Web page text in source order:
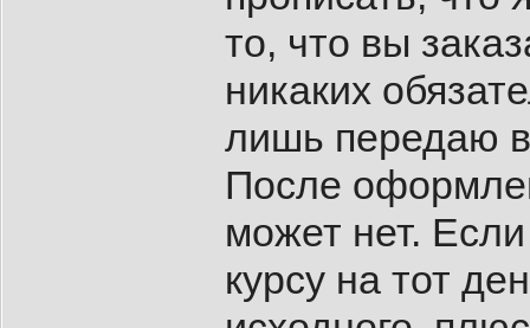
то, что вы
никаких
лишь передаю
После
может нет.
курсу на тот